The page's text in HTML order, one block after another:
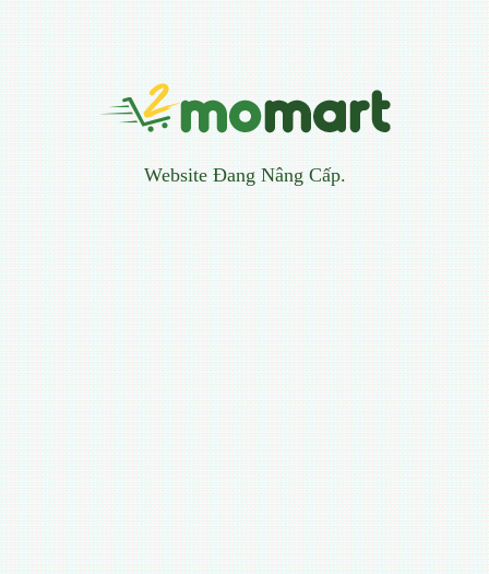
Website Đang Nâng Cấp.